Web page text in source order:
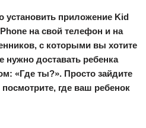
установить приложение Kid
на свой телефон и на
с которыми вы хотите
доставать ребенка
«Где ты?». Просто зайдите
где ваш ребенок